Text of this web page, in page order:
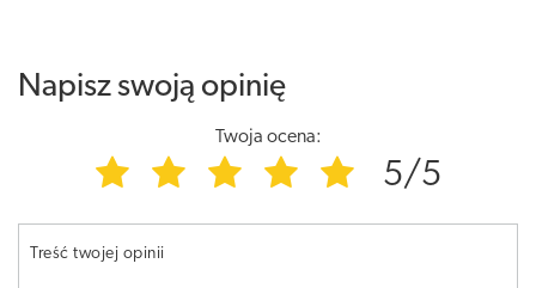
Napisz swoją opinię
Twoja ocena:
5/5
Treść twojej opinii